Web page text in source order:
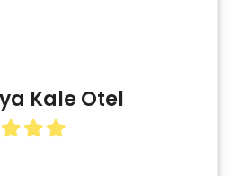
Kale Otel